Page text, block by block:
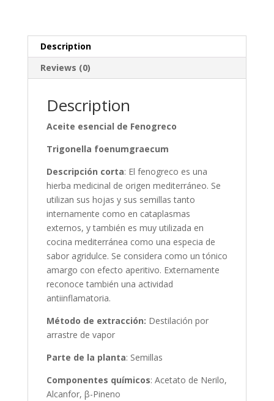
Description
Reviews (0)
Description
Aceite esencial de Fenogreco
Trigonella foenumgraecum
Descripción corta: El fenogreco es una
hierba medicinal de origen mediterráneo. Se
utilizan sus hojas y sus semillas tanto
internamente como en cataplasmas
externos, y también es muy utilizada en
cocina mediterránea como una especia de
sabor agridulce. Se considera como un tónico
amargo con efecto aperitivo. Externamente
reconoce también una actividad
antiinflamatoria.
Método de extracción: Destilación por
arrastre de vapor
Parte de la planta: Semillas
Componentes químicos: Acetato de Nerilo,
Alcanfor, β-Pineno